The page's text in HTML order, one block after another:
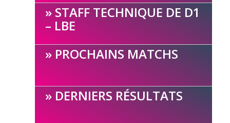
STAFF TECHNIQUE DE D1
– LBE
PROCHAINS MATCHS
DERNIERS RÉSULTATS